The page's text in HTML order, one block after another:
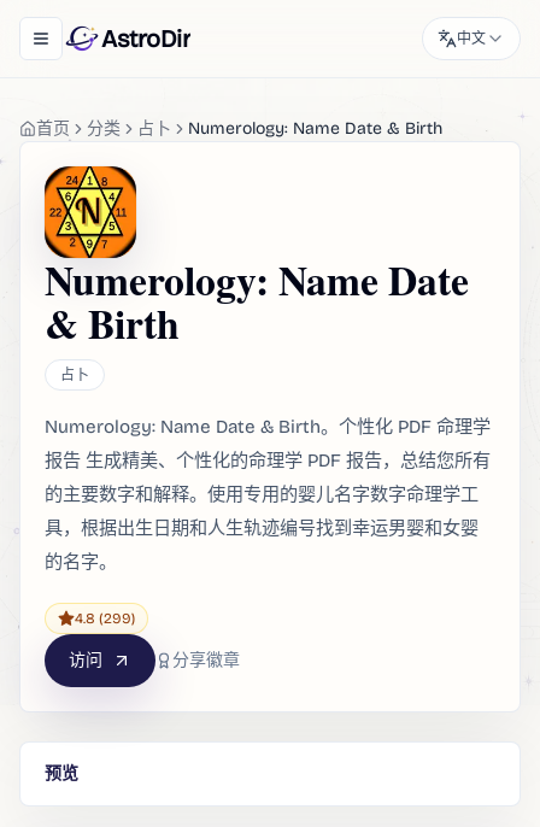
Toggle navigation menu
AstroDir 中文
首页 分类 占卜 Numerology: Name Date & Birth
Numerology: Name Date
& Birth
占卜
Numerology: Name Date & Birth。个性化 PDF 命理学
报告 生成精美、个性化的命理学 PDF 报告，总结您所有
的主要数字和解释。使用专用的婴儿名字数字命理学工
具，根据出生日期和人生轨迹编号找到幸运男婴和女婴
的名字。
4.8 (299)
访问 分享徽章
预览